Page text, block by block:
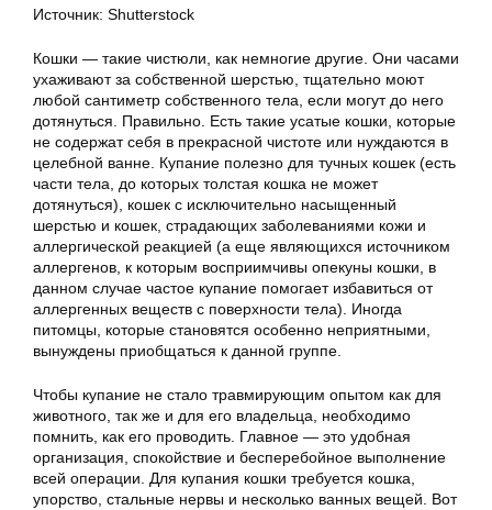
Источник: Shutterstock
Кошки — такие чистюли, как немногие другие. Они часами
ухаживают за собственной шерстью, тщательно моют
любой сантиметр собственного тела, если могут до него
дотянуться. Правильно. Есть такие усатые кошки, которые
не содержат себя в прекрасной чистоте или нуждаются в
целебной ванне. Купание полезно для тучных кошек (есть
части тела, до которых толстая кошка не может
дотянуться), кошек с исключительно насыщенный
шерстью и кошек, страдающих заболеваниями кожи и
аллергической реакцией (а еще являющихся источником
аллергенов, к которым восприимчивы опекуны кошки, в
данном случае частое купание помогает избавиться от
аллергенных веществ с поверхности тела). Иногда
питомцы, которые становятся особенно неприятными,
вынуждены приобщаться к данной группе.
Чтобы купание не стало травмирующим опытом как для
животного, так же и для его владельца, необходимо
помнить, как его проводить. Главное — это удобная
организация, спокойствие и бесперебойное выполнение
всей операции. Для купания кошки требуется кошка,
упорство, стальные нервы и несколько ванных вещей. Вот